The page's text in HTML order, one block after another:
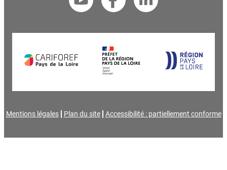
Mentions légales Plan du site Accessibilité : partiellement conforme